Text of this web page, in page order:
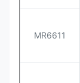
MR6611